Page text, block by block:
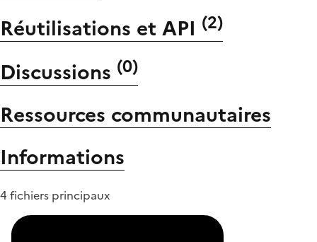
Réutilisations et API (2)
Discussions (0)
Ressources communautaires
Informations
4 fichiers principaux